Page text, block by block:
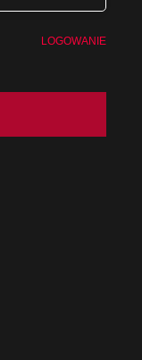
LOGOWANIE